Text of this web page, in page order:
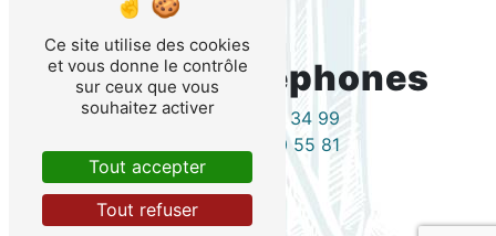
Téléphones
04 76 15 34 99
04 76 40 55 81
Ce site utilise des cookies
et vous donne le contrôle
sur ceux que vous
souhaitez activer
Tout accepter
Tout refuser